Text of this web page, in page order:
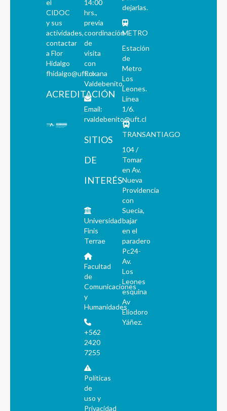
el
CIDOC
y sus
actividades,
contactar
a Flor
Hidalgo
fhidalgo@uft.cl
ACREDITACIÓN
14:00
hrs.,
previa
coordinación
de
visita
con
Roxana
Valdebenito.
Email:
rvaldebenito@uft.cl
SITIOS
DE
INTERÉS
Universidad
Finis
Terrae
Facultad
de
Comunicaciones
y
Humanidades
+562
2420
7255
Políticas
de
uso y
Privacidad
dejarlas.
METRO
Estación
de
Metro
Los
Leones.
Línea
1/6.
TRANSANTIAGO
104 /
Tomar
en Av.
Nueva
Providencia
con
Suecia,
bajar
en el
paradero
Pc24-
Av.
Los
Leones
esquina
Av
Eliodoro
Yáñez.